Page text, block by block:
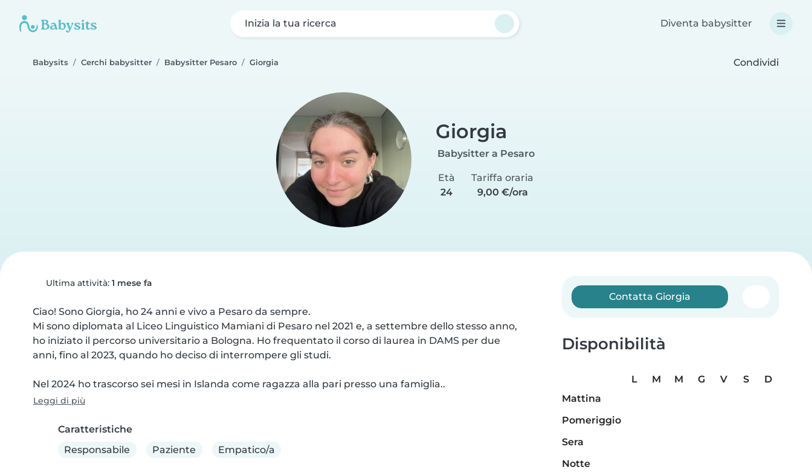
Inizia la tua ricerca Diventa babysitter
Babysits Cerchi babysitter Babysitter Pesaro Giorgia Condividi
Giorgia
Babysitter a Pesaro
Età
24
Tariffa oraria
9,00 €/ora
Ultima attività: 1 mese fa
Ciao! Sono Giorgia, ho 24 anni e vivo a Pesaro da sempre.
Mi sono diplomata al Liceo Linguistico Mamiani di Pesaro nel 2021 e, a settembre dello stesso anno,
ho iniziato il percorso universitario a Bologna. Ho frequentato il corso di laurea in DAMS per due
anni, fino al 2023, quando ho deciso di interrompere gli studi.
Nel 2024 ho trascorso sei mesi in Islanda come ragazza alla pari presso una famiglia..
Leggi di più
Caratteristiche
Responsabile
Paziente Empatico/a
Contatta Giorgia
Disponibilità
L M M G V S
D
Mattina
Pomeriggio
Sera
Notte